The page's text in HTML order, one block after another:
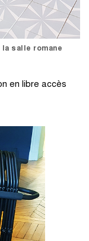
salle romane
en libre accès